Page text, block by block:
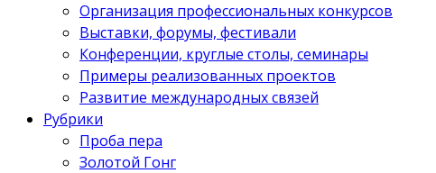
Организация профессиональных конкурсов
Выставки, форумы, фестивали
Конференции, круглые столы, семинары
Примеры реализованных проектов
Развитие международных связей
Рубрики
Проба пера
Золотой Гонг